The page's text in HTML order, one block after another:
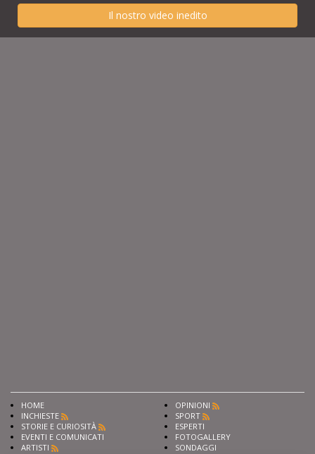
Il nostro video inedito
HOME
INCHIESTE
STORIE E CURIOSITÀ
EVENTI E COMUNICATI
ARTISTI
OPINIONI
SPORT
ESPERTI
FOTOGALLERY
SONDAGGI